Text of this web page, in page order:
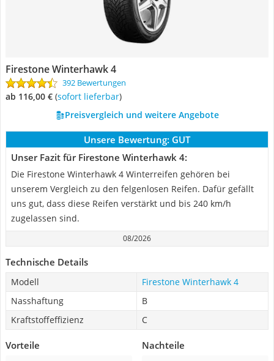
Firestone Winterhawk 4
392 Bewertungen
ab 116,00 € ( Sofort lieferbar)
Preisvergleich und weitere Angebote
Unsere Bewertung: GUT
Unser Fazit für Firestone Winterhawk 4:
Die Firestone Winterhawk 4 Winterreifen gehören bei
unserem Vergleich zu den felgenlosen Reifen. Dafür gefällt
uns gut, dass diese Reifen verstärkt und bis 240 km/h
zugelassen sind.
08/2026
Technische Details
Modell
Firestone Winterhawk 4
Nasshaftung
B
Kraftstoffeffizienz
C
Vorteile Nachteile